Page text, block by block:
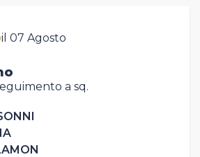
il 07 Agosto
a sq.